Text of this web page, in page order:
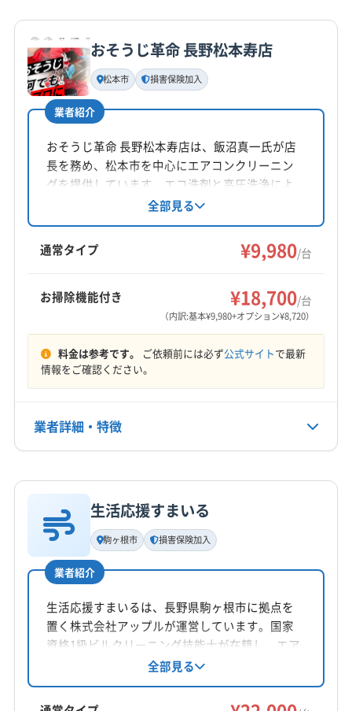
おそうじ革命 長野松本寿店
松本市 損害保険加入
業者紹介
おそうじ革命 長野松本寿店は、飯沼真一氏が店
長を務め、松本市を中心にエアコンクリーニン
グを提供しています。エコ洗剤と高圧洗浄によ
る丁寧な作業が特徴で、土日祝日も対応、防カ
ビ・抗菌コーティングも人気です。損害保険に
加入済みです。
全部見る
通常タイプ ¥9,980/台
お掃除機能付き ¥18,700/台
（内訳:基本¥9,980+オプション¥8,720）
料金は参考です。 ご依頼前には必ず公式サイトで最新
情報をご確認ください。
業者詳細・特徴
基本情報
代表者名
飯沼真一
所在地
長野県松本市寿中2-6-1
対応地域
安曇野市 塩尻市
諏訪市
上伊那郡辰野町
上伊那郡南箕輪村
上伊那郡箕輪町
東筑摩郡山形村
生活応援すまいる
駒ヶ根市 損害保険加入
業者紹介
生活応援すまいるは、長野県駒ヶ根市に拠点を
置く株式会社アップルが運営しています。国家
資格1級ビルクリーニング技能士が在籍し、エア
コンクリーニングを提供。損害保険加入済み
で、万が一の時も安心です。清掃には自社開発
のマイナスイオン水を使用。メッセージ対応
全部見る